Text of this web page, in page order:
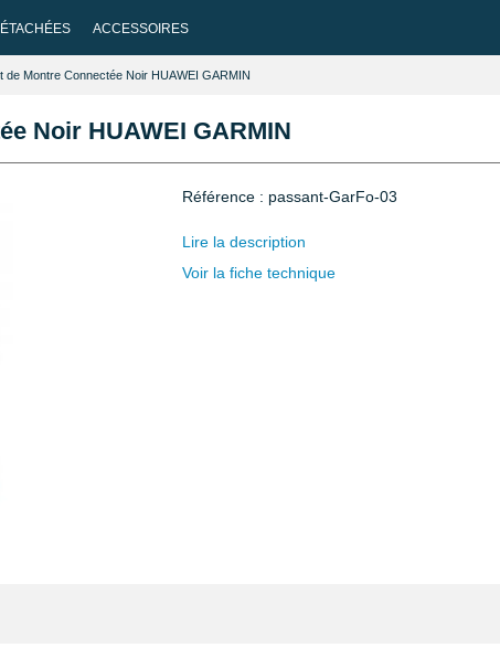
ACCESSOIRES
de Montre Connectée Noir HUAWEI GARMIN
Noir HUAWEI GARMIN
Référence : passant-GarFo-03
Lire la description
Voir la fiche technique